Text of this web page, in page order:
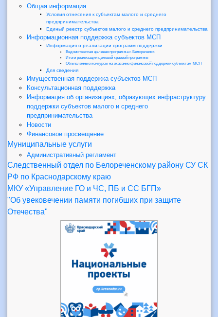
Общая информация
Условия отнесения к субъектам малого и среднего
предпринимательства
Единый реестр субъектов малого и среднего предпринимательства
Информационная поддержка субъектов МСП
Информация о реализации программ поддержки
Ведомственная целевая программа г. Белореченск
Итоги реализации целевой краевой программы
Объявленные конкурсы на оказание финансовой поддержки субъектам МСП
Для сведения
Имущественная поддержка субъектов МСП
Консультационная поддержка
Информация об организациях, образующих инфраструктуру
поддержки субъектов малого и среднего
предпринимательства
Новости
Финансовое просвещение
Муниципальные услуги
Административный регламент
Следственный отдел по Белореченскому району СУ СК
РФ по Краснодарскому краю
МКУ «Управление ГО и ЧС, ПБ и СС БГП»
"Об увековечении памяти погибших при защите
Отечества"